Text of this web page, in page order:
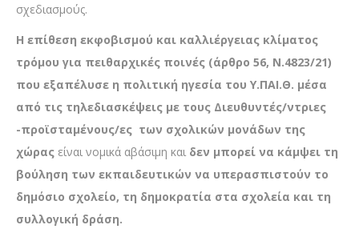
σχεδιασμούς.
Η επίθεση εκφοβισμού και καλλιέργειας κλίματος
τρόμου για πειθαρχικές ποινές (άρθρο 56, Ν.4823/21)
που εξαπέλυσε η πολιτική ηγεσία του Υ.ΠΑΙ.Θ. μέσα
από τις τηλεδιασκέψεις με τους Διευθυντές/ντριες
-προϊσταμένους/ες των σχολικών μονάδων της
χώρας είναι νομικά αβάσιμη και δεν μπορεί να κάμψει τη
βούληση των εκπαιδευτικών να υπερασπιστούν το
δημόσιο σχολείο, τη δημοκρατία στα σχολεία και τη
συλλογική δράση.